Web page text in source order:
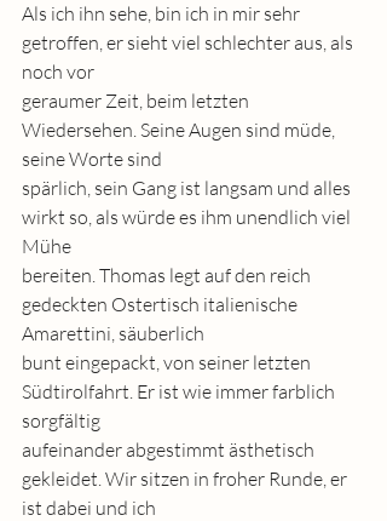
Als ich ihn sehe, bin ich in mir sehr
getroffen, er sieht viel schlechter aus, als
noch vor
geraumer Zeit, beim letzten
Wiedersehen. Seine Augen sind müde,
seine Worte sind
spärlich, sein Gang ist langsam und alles
wirkt so, als würde es ihm unendlich viel
Mühe
bereiten. Thomas legt auf den reich
gedeckten Ostertisch italienische
Amarettini, säuberlich
bunt eingepackt, von seiner letzten
Südtirolfahrt. Er ist wie immer farblich
sorgfältig
aufeinander abgestimmt ästhetisch
gekleidet. Wir sitzen in froher Runde, er
ist dabei und ich